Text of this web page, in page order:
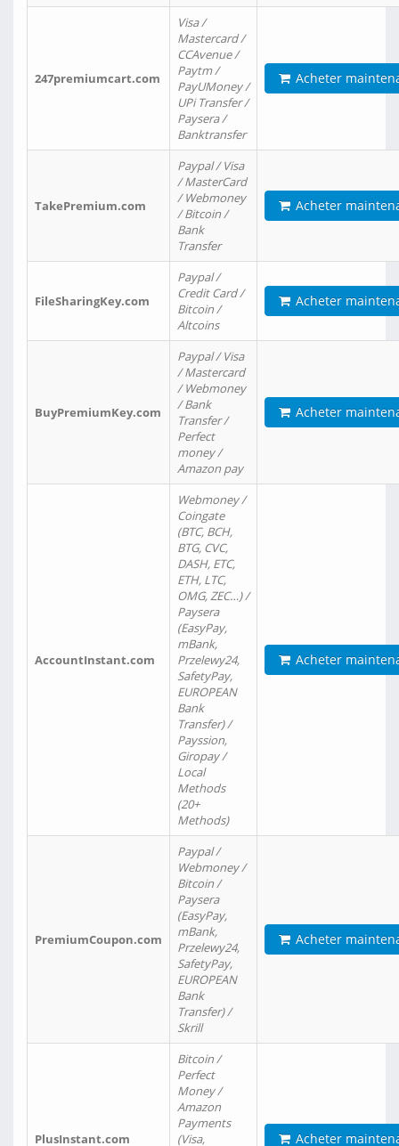
247premiumcart.com
Visa /
Mastercard /
CCAvenue /
Paytm /
PayUMoney /
UPi Transfer /
Paysera /
Banktransfer
Acheter
TakePremium.com
Paypal / Visa
/ MasterCard
/ Webmoney
/ Bitcoin /
Bank
Transfer
Acheter
FileSharingKey.com
Paypal /
Credit Card /
Bitcoin /
Altcoins
Acheter
BuyPremiumKey.com
Paypal / Visa
/ Mastercard
/ Webmoney
/ Bank
Transfer /
Perfect
money /
Amazon pay
Acheter
AccountInstant.com
Webmoney /
Coingate
(BTC, BCH,
BTG, CVC,
DASH, ETC,
ETH, LTC,
OMG, ZEC…) /
Paysera
(EasyPay,
mBank,
Przelewy24,
SafetyPay,
EUROPEAN
Bank
Transfer) /
Payssion,
Giropay /
Local
Methods
(20+
Methods)
Acheter
PremiumCoupon.com
Paypal /
Webmoney /
Bitcoin /
Paysera
(EasyPay,
mBank,
Przelewy24,
SafetyPay,
EUROPEAN
Bank
Transfer) /
Skrill
Acheter
PlusInstant.com
Bitcoin /
Perfect
Money /
Amazon
Payments
(Visa,
Acheter